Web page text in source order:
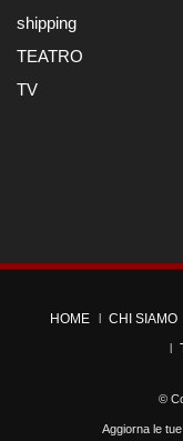
shipping
TEATRO
TV
HOME CHI SIAMO
©
Aggiorna le